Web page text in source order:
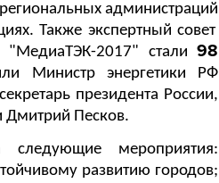
администраций
Также экспертный совет
"МедиаТЭК-2017" стали 98
Министр энергетики РФ
президента России,
Дмитрий Песков.
мероприятия:
развитию городов;